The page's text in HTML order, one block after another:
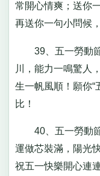
常開心情爽；送你
再送你一句小問候
39、五一勞動節
川，能力一鳴驚人
生一帆風順！願你“
比！
40、五一勞動節
運做芯裝滿，陽光
祝五一快樂開心連